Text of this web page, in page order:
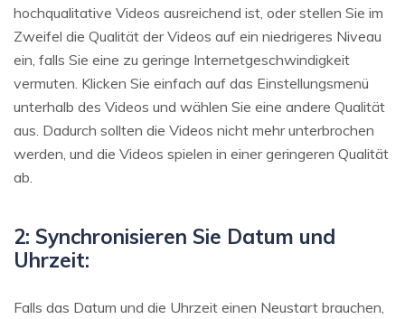
hochqualitative Videos ausreichend ist, oder stellen Sie im
Zweifel die Qualität der Videos auf ein niedrigeres Niveau
ein, falls Sie eine zu geringe Internetgeschwindigkeit
vermuten. Klicken Sie einfach auf das Einstellungsmenü
unterhalb des Videos und wählen Sie eine andere Qualität
aus. Dadurch sollten die Videos nicht mehr unterbrochen
werden, und die Videos spielen in einer geringeren Qualität
ab.
2: Synchronisieren Sie Datum und
Uhrzeit:
Falls das Datum und die Uhrzeit einen Neustart brauchen,